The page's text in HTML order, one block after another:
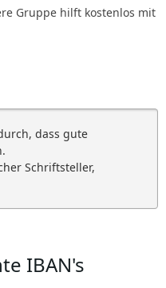
Gruppe hilft kostenlos mit
dass gute
Schriftsteller,
IBAN's